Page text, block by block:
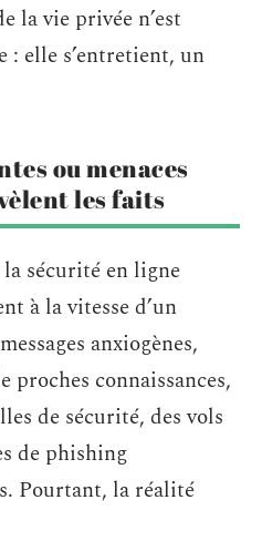
la vie privée n’est
: elle s’entretient, un
ou menaces
les faits
sécurité en ligne
à la vitesse d’un
anxiogènes,
proches connaissances,
de sécurité, des vols
de phishing
Pourtant, la réalité